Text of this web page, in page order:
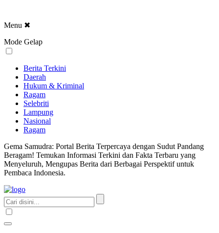
Menu ✖
Mode Gelap
Berita Terkini
Daerah
Hukum & Kriminal
Ragam
Selebriti
Lampung
Nasional
Ragam
Gema Samudra: Portal Berita Terpercaya dengan Sudut Pandang
Beragam! Temukan Informasi Terkini dan Fakta Terbaru yang
Menyeluruh, Mengupas Berita dari Berbagai Perspektif untuk
Pembaca Indonesia.